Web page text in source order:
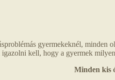
gyermekeknél, minden
igazolni kell, hogy a gyermek
Minden kis